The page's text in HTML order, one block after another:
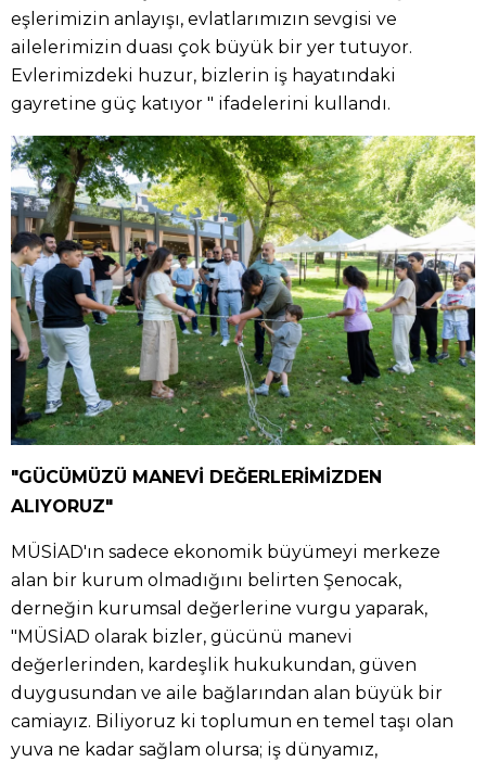
eşlerimizin anlayışı, evlatlarımızın sevgisi ve
ailelerimizin duası çok büyük bir yer tutuyor.
Evlerimizdeki huzur, bizlerin iş hayatındaki
gayretine güç katıyor " ifadelerini kullandı.
"GÜCÜMÜZÜ MANEVİ DEĞERLERİMİZDEN
ALIYORUZ"
MÜSİAD'ın sadece ekonomik büyümeyi merkeze
alan bir kurum olmadığını belirten Şenocak,
derneğin kurumsal değerlerine vurgu yaparak,
"MÜSİAD olarak bizler, gücünü manevi
değerlerinden, kardeşlik hukukundan, güven
duygusundan ve aile bağlarından alan büyük bir
camiayız. Biliyoruz ki toplumun en temel taşı olan
yuva ne kadar sağlam olursa; iş dünyamız,